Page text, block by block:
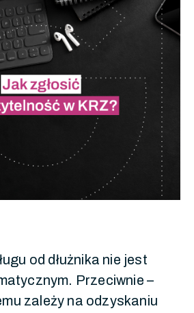
od dłużnika nie jest
Przeciwnie –
zależy na odzyskaniu